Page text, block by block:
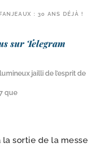
FANJEAUX : 30 ANS DÉJÀ !
sur Telegram
jailli de l’esprit de
que
la sor­tie de la messe